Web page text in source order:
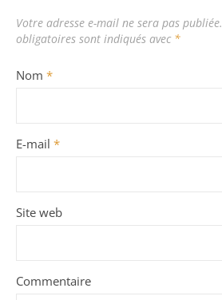
Votre adresse e-mail ne sera pas publiée.
obligatoires sont indiqués avec *
Nom *
E-mail *
Site web
Commentaire